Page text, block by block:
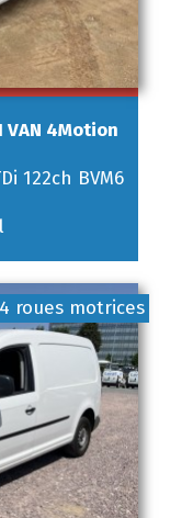
VAN 4Motion
122ch BVM6
4 roues motrices